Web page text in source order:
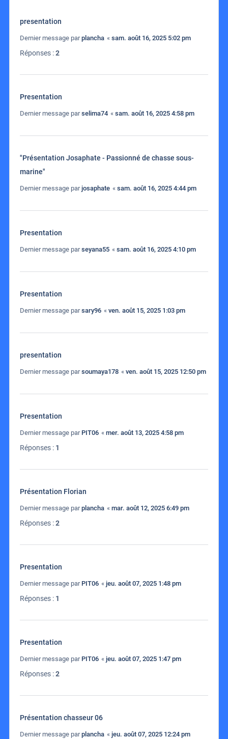
presentation
Dernier message parplancha « sam. août 16, 2025 5:02 pm
Réponses :2
Presentation
Dernier message parselima74 « sam. août 16, 2025 4:58 pm
"Présentation Josaphate - Passionné de chasse sous-
marine"
Dernier message parjosaphate « sam. août 16, 2025 4:44 pm
Presentation
Dernier message parseyana55 « sam. août 16, 2025 4:10 pm
Presentation
Dernier message parsary96 « ven. août 15, 2025 1:03 pm
presentation
Dernier message parsoumaya178 « ven. août 15, 2025 12:50 pm
Presentation
Dernier message par PIT06 « mer. août 13, 2025 4:58 pm
Réponses : 1
Présentation Florian
Dernier message parplancha « mar. août 12, 2025 6:49 pm
Réponses :2
Presentation
Dernier message par PIT06 « jeu. août 07, 2025 1:48 pm
Réponses : 1
Presentation
Dernier message par PIT06 « jeu. août 07, 2025 1:47 pm
Réponses :2
Présentation chasseur 06
Dernier message parplancha « jeu. août 07, 2025 12:24 pm